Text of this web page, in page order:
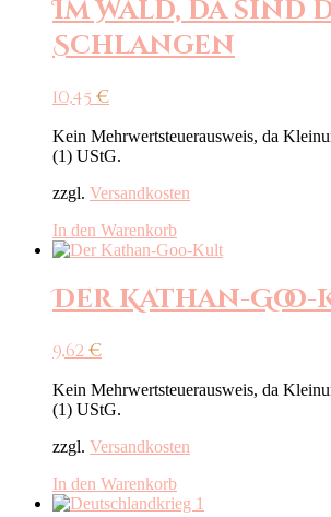
Im Wald, da sind
Schlangen
10,45 €
Kein Mehrwertsteuerausweis, da
(1) UStG.
zzgl. Versandkosten
In den Warenkorb
Der Kathan-
9,62€
Kein Mehrwertsteuerausweis, da
(1) UStG.
zzgl. Versandkosten
In den Warenkorb